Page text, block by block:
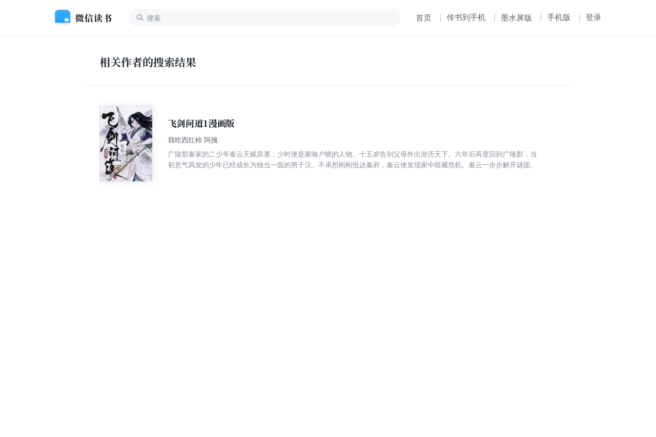
首页 传书到手机 墨水屏版 手机版 登录
相关作者的搜索结果
飞剑问道1漫画版
我吃西红柿 阿拽
广陵郡秦家的二少爷秦云天赋异禀，少时便是家喻户晓的人物。十五岁告别父母外出游历天下。六年后再度回到广陵郡，当
初意气风发的少年已经成长为独当一面的男子汉。不承想刚刚抵达秦府，秦云便发现家中暗藏危机。秦云一步步解开谜团。